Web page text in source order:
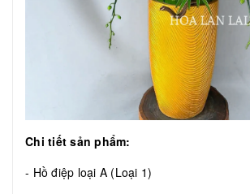
Chi tiết sản phẩm:
- Hồ điệp loại A (Loại 1)